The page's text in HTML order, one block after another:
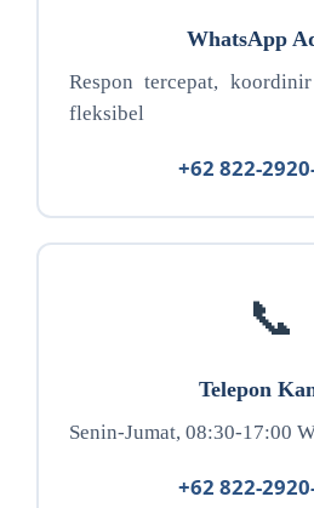
WhatsApp
Respon tercepat,
fleksibel
+62 822-
📞
Telepon
Senin-Jumat, 08:30-17:00
+62 822-